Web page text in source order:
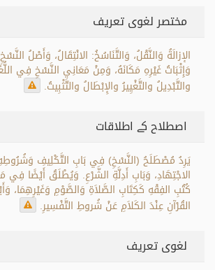
مختصر لغوی تعریف
الإزالَةُ وَالنَّقْلُ، وَالتَّنَاسُخُ: الانْتِقَالُ، وَأَصْلُ
وَإِثْبَاتُ غَيْرِهِ مَكَانَهُ، وَمِنْ مَعَانِي النَّسْخِ فِي
والتَّبْدِيلُ والتَّغْيِيرُ والإِبْطَالُ والتَّثْبِيتُ.
اصطلاح کے اطلاقات
يَرِدُ مُصْطَلَحُ (النَّسْخِ) فِي بَابِ التَّكْلِيفِ
الاجْتِهَادِ، وَبَابِ أَدِلَّةِ الشَّرْعِ. وَيُطْلَقُ أَيْضًا
كُتُبِ الفِقْهِ كَكِتَابِ الصَّلاَةِ وَالصَّوْمِ وَغَيْرِهِمَا،
القُرْآنِ عِنْدَ الكَلاَمِ عَنْ شُروطِ التَّفْسِيرِ.
لغوی تعریف